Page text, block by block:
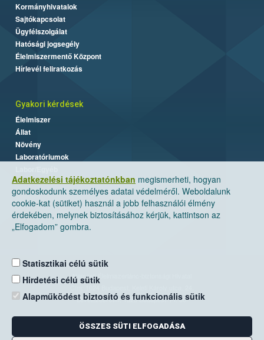
Adatkezelési tájékoztatónkban megismerheti, hogyan
gondoskodunk személyes adatai védelméről. Weboldalunk
cookie-kat (sütiket) használ a jobb felhasználói élmény
érdekében, melynek biztosításához kérjük, kattintson az
„Elfogadom” gombra.
Statisztikai célú sütik
Hirdetési célú sütik
Alapműködést biztosító és funkcionális sütik
ÖSSZES SÜTI ELFOGADÁSA
Kormányhivatalok
Sajtókapcsolat
Ügyfélszolgálat
Hatósági jogsegély
Élelmiszermentő Központ
Hírlevél feliratkozás
Gyakori kérdések
Élelmiszer
Állat
Növény
Laboratóriumok
Nemzeti Élelmiszerlánc-biztonsági Hivatal
Levelezési cím: 1525 Budapest. Pf. 30.
E-mail:ugyfelszolgalat@nebih.gov.hu